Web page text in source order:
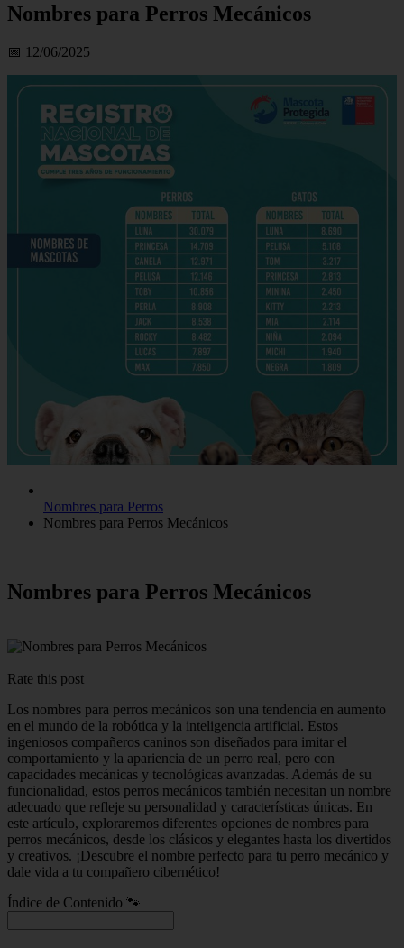
Nombres para Perros Mecánicos
📅 12/06/2025
Nombres para Perros
Nombres para Perros Mecánicos
Nombres para Perros Mecánicos
Rate this post
Los nombres para perros mecánicos son una tendencia en aumento
en el mundo de la robótica y la inteligencia artificial. Estos
ingeniosos compañeros caninos son diseñados para imitar el
comportamiento y la apariencia de un perro real, pero con
capacidades mecánicas y tecnológicas avanzadas. Además de su
funcionalidad, estos perros mecánicos también necesitan un nombre
adecuado que refleje su personalidad y características únicas. En
este artículo, exploraremos diferentes opciones de nombres para
perros mecánicos, desde los clásicos y elegantes hasta los divertidos
y creativos. ¡Descubre el nombre perfecto para tu perro mecánico y
dale vida a tu compañero cibernético!
Índice de Contenido 🐾